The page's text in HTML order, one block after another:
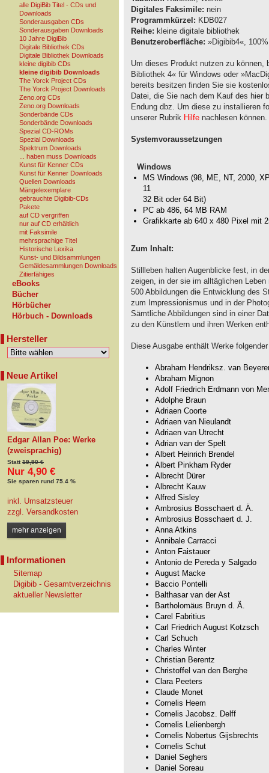
alle DigiBib Titel - CDs und
Downloads
Sonderausgaben CDs
Sonderausgaben Downloads
10 Jahre DigiBib
Digitale Bibliothek CDs
Digitale Bibliothek Downloads
kleine digibib CDs
kleine digibib Downloads
The Yorck Project CDs
The Yorck Project Downloads
Zeno.org CDs
Zeno.org Downloads
Sonderbände CDs
Sonderbände Downloads
Spezial CD-ROMs
Spezial Downloads
Spektrum Downloads
... haben muss Downloads
Kunst für Kenner CDs
Kunst für Kenner Downloads
Quellen Downloads
Mängelexemplare
gebrauchte Digibib-CDs
Pakete
auf CD vergriffen
nur auf CD erhältlich
mit Faksimile
mehrsprachige Titel
Historische Lexika
Kunst- und Bildsammlungen
Gemäldesammlungen Downloads
Zitierfähiges
eBooks
Bücher
Hörbücher
Hörbuch - Downloads
Hersteller
Neue Artikel
Edgar Allan Poe: Werke
(zweisprachig)
Statt19,90 €
Nur 4,90 €
Sie sparen rund 75.4 %
inkl. Umsatzsteuer
zzgl. Versandkosten
mehr anzeigen
Informationen
Sitemap
Digibib - Gesamtverzeichnis
aktueller Newsletter
Digitales Faksimile: nein
Programmkürzel: KDB027
Reihe: kleine digitale bibliothek
Benutzeroberfläche: »Digibib4«,
Um dieses Produkt nutzen zu können,
Bibliothek 4« für Windows oder
bereits besitzen finden Sie sie
Datei, die Sie nach dem Kauf des hier
Endung dbz. Um diese zu installieren
unserer Rubrik Hilfe nachlesen können.
Systemvoraussetzungen
Windows
MS Windows (98, ME, NT, 2000,
11
32 Bit oder 64 Bit)
PC ab 486, 64 MB RAM
Grafikkarte ab 640 x 480 Pixel mit
Zum Inhalt:
Stillleben halten Augenblicke fest, in
zeigen, in der sie im alltäglichen
500 Abbildungen die Entwicklung des
zum Impressionismus und in der
Sämtliche Abbildungen sind in einer
zu den Künstlern und ihren Werken
Diese Ausgabe enthält Werke
Abraham Hendriksz. van
Abraham Mignon
Adolf Friedrich Erdmann von
Adolphe Braun
Adriaen Coorte
Adriaen van Nieulandt
Adriaen van Utrecht
Adrian van der Spelt
Albert Heinrich Brendel
Albert Pinkham Ryder
Albrecht Dürer
Albrecht Kauw
Alfred Sisley
Ambrosius Bosschaert d. Ä.
Ambrosius Bosschaert d. J.
Anna Atkins
Annibale Carracci
Anton Faistauer
Antonio de Pereda y Salgado
August Macke
Baccio Pontelli
Balthasar van der Ast
Bartholomäus Bruyn d. Ä.
Carel Fabritius
Carl Friedrich August Kotzsch
Carl Schuch
Charles Winter
Christian Berentz
Christoffel van den Berghe
Clara Peeters
Claude Monet
Cornelis Heem
Cornelis Jacobsz. Delff
Cornelis Lelienbergh
Cornelis Nobertus Gijsbrechts
Cornelis Schut
Daniel Seghers
Daniel Soreau